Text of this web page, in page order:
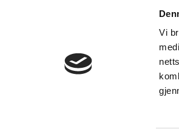
Vi
mail@flexiriste.no
27601677